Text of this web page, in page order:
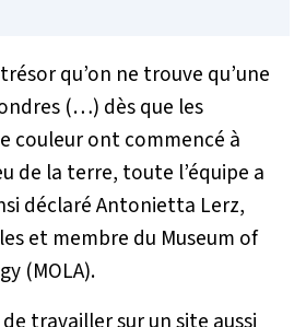
qu’on ne trouve qu’une
(…) dès que les
couleur ont commencé à
de la terre, toute l’équipe a
déclaré Antonietta Lerz,
et membre du Museum of
(MOLA).